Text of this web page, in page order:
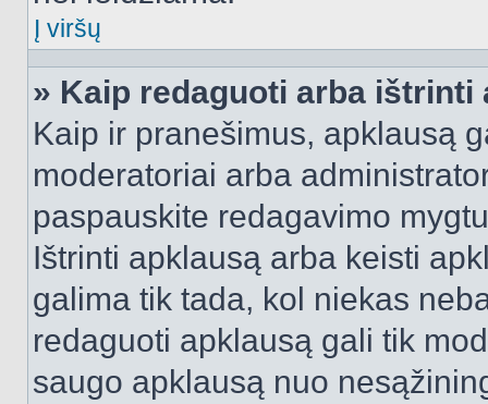
Į viršų
» Kaip redaguoti arba ištrinti
Kaip ir pranešimus, apklausą
moderatoriai arba
paspauskite redagavimo
Ištrinti apklausą arba keisti
galima tik tada, kol niekas
redaguoti apklausą gali tik
saugo apklausą nuo